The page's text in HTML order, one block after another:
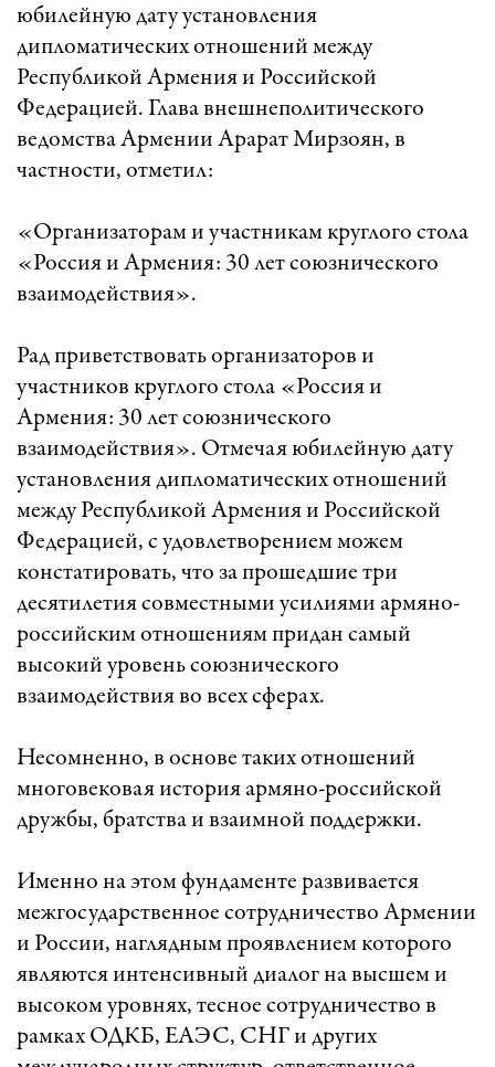
юбилейную дату установления
дипломатических отношений между
Республикой Армения и Российской
Федерацией. Глава внешнеполитического
ведомства Армении Арарат Мирзоян, в
частности, отметил:
«Организаторам и участникам круглого стола
«Россия и Армения: 30 лет союзнического
взаимодействия».
Рад приветствовать организаторов и
участников круглого стола «Россия и
Армения: 30 лет союзнического
взаимодействия». Отмечая юбилейную дату
установления дипломатических отношений
между Республикой Армения и Российской
Федерацией, с удовлетворением можем
констатировать, что за прошедшие три
десятилетия совместными усилиями армяно-
российским отношениям придан самый
высокий уровень союзнического
взаимодействия во всех сферах.
Несомненно, в основе таких отношений
многовековая история армяно-российской
дружбы, братства и взаимной поддержки.
Именно на этом фундаменте развивается
межгосударственное сотрудничество Армении
и России, наглядным проявлением которого
являются интенсивный диалог на высшем и
высоком уровнях, тесное сотрудничество в
рамках ОДКБ, ЕАЭС, СНГ и других